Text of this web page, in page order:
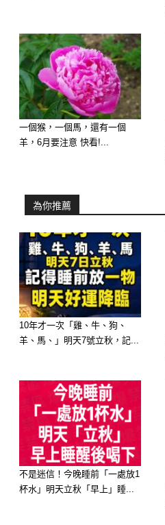
一個猴，一個馬，還有一個
羊，6月要注意 快看!...
為你推薦
10年才一次「雞、牛、狗、
羊、馬、」明天7號立秋，記...
不是迷信！今晚睡前「一處放1
杯水」明天立秋「早上」睡...